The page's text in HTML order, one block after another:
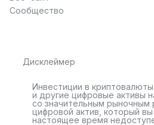
Сообщество
Дисклеймер
Инвестиции в
и другие цифровые активы
со значительным рыночным
цифровой актив, который
настоящее время